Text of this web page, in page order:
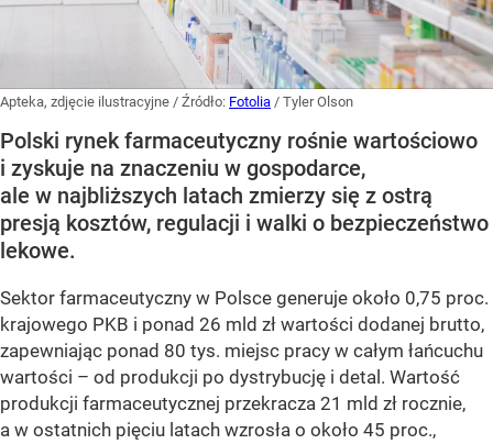
Apteka, zdjęcie ilustracyjne / Źródło: Fotolia / Tyler Olson
Polski rynek farmaceutyczny rośnie wartościowo
i zyskuje na znaczeniu w gospodarce,
ale w najbliższych latach zmierzy się z ostrą
presją kosztów, regulacji i walki o bezpieczeństwo
lekowe.
Sektor farmaceutyczny w Polsce generuje około 0,75 proc.
krajowego PKB i ponad 26 mld zł wartości dodanej brutto,
zapewniając ponad 80 tys. miejsc pracy w całym łańcuchu
wartości – od produkcji po dystrybucję i detal. Wartość
produkcji farmaceutycznej przekracza 21 mld zł rocznie,
a w ostatnich pięciu latach wzrosła o około 45 proc.,